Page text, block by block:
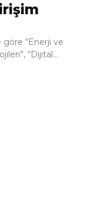
göre “Enerji ve
“Dijital...